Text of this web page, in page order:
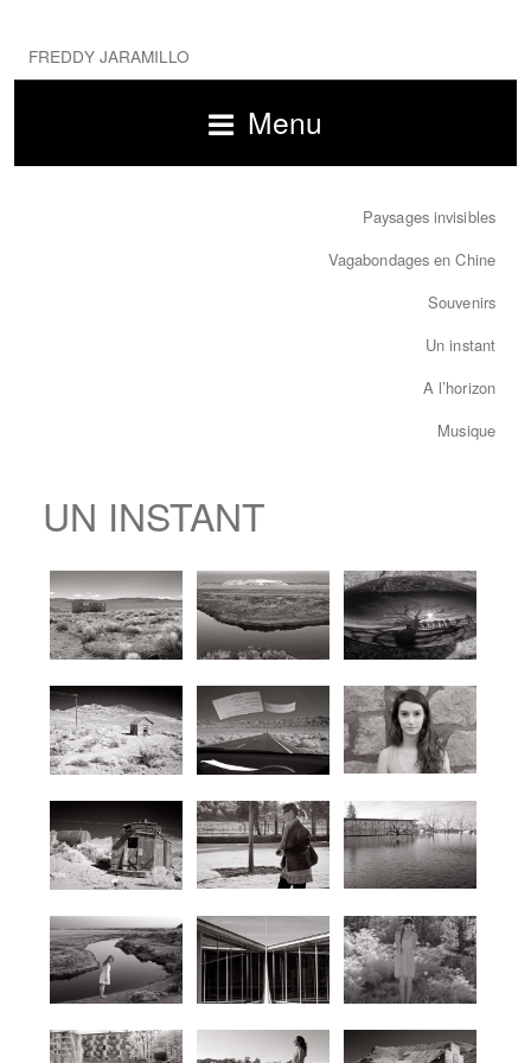
FREDDY JARAMILLO
Menu
Paysages invisibles
Vagabondages en Chine
Souvenirs
Un instant
A l’horizon
Musique
UN INSTANT